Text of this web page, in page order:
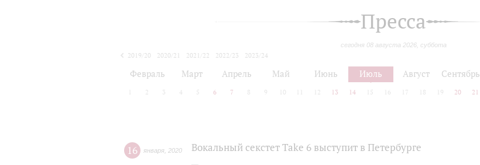
Пресса
сегодня 08 августа 2026, суббота
2019/20 2020/21 2021/22 2022/23
2023/24
Февраль Март Апрель Май Июнь Июль Август Сентябрь
2 3 4 5 6 7 8 9 10 12 13 14 15 16 17 18 19 20 21
16 января 2020 Вокальный секстет Take 6 выступит в Петербурге